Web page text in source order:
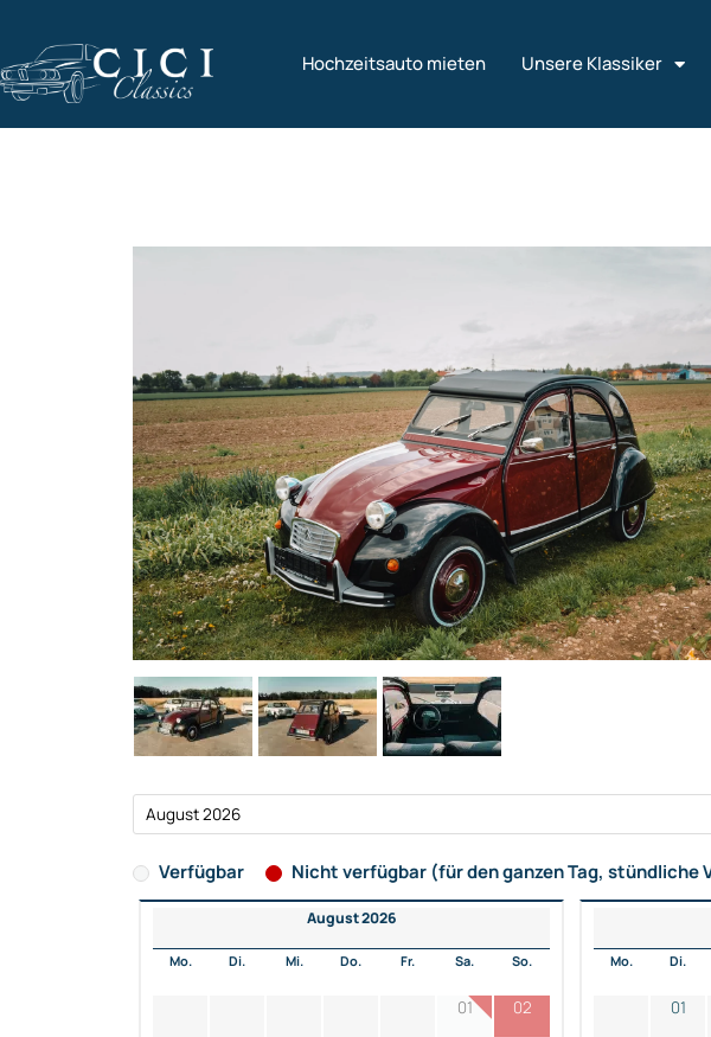
Hochzeitsauto mieten Unsere Klassiker
Verfügbar Nicht verfügbar (für den ganzen Tag, stündliche
August 2026
Mo. Di. Mi. Do. Fr. Sa. So.
01 02
Mo. Di.
01